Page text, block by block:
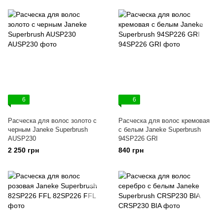
6
Расческа для волос золото с
черным Janeke Superbrush
AUSP230
2 250 грн
6
Расческа для волос кремовая
с белым Janeke Superbrush
94SP226 GRI
840 грн